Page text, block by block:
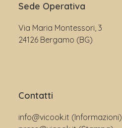
Sede Operativa
Via Maria Montessori, 3
24126 Bergamo (BG)
Contatti
info@vicook.it (Informazioni)